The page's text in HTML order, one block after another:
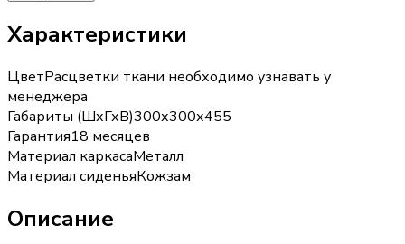
Характеристики
ЦветРасцветки ткани необходимо узнавать у
менеджера
Габариты (ШхГхВ)300х300х455
Гарантия18 месяцев
Материал каркасаМеталл
Материал сиденьяКожзам
Описание